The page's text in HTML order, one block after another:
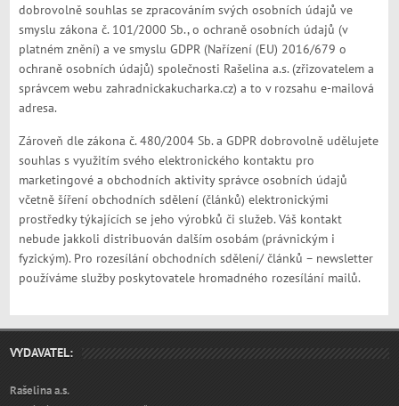
dobrovolně souhlas se zpracováním svých osobních údajů ve
smyslu zákona č. 101/2000 Sb., o ochraně osobních údajů (v
platném znění) a ve smyslu GDPR (Nařízení (EU) 2016/679 o
ochraně osobních údajů) společnosti Rašelina a.s. (zřizovatelem a
správcem webu zahradnickakucharka.cz) a to v rozsahu e-mailová
adresa.
Zároveň dle zákona č. 480/2004 Sb. a GDPR dobrovolně udělujete
souhlas s využitím svého elektronického kontaktu pro
marketingové a obchodních aktivity správce osobních údajů
včetně šíření obchodních sdělení (článků) elektronickými
prostředky týkajících se jeho výrobků či služeb. Váš kontakt
nebude jakkoli distribuován dalším osobám (právnickým i
fyzickým). Pro rozesílání obchodních sdělení/ článků – newsletter
používáme služby poskytovatele hromadného rozesílání mailů.
VYDAVATEL:
Rašelina a.s.